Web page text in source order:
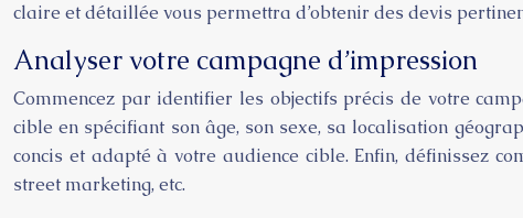
claire et détaillée vous permettra d’obtenir des devis
Analyser votre campagne d’impression
Commencez par identifier les objectifs précis de votre
cible en spécifiant son âge, son sexe, sa localisation
concis et adapté à votre audience cible. Enfin, définissez
street marketing, etc.